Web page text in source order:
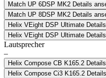
Match UP 6DSP MK2 Details
Match UP 8DSP MK2 Details
Helix VEight DSP Ultimate
Helix VEight DSP Ultimate
Lautsprecher
–
Helix Compose CB K165.2
Helix Compose Ci3 K165.2